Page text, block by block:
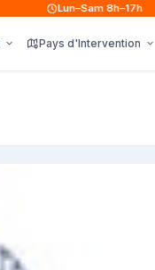
Lun–Sam 8h–17h
Pays d'Intervention